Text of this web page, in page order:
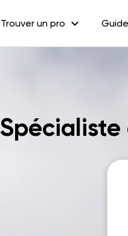
Trouver un pro expand_more